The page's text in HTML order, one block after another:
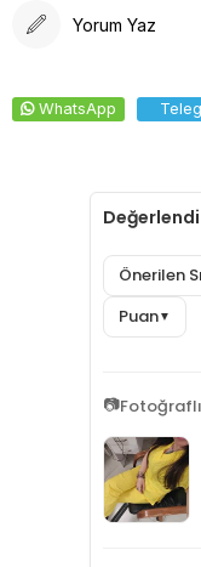
Yorum Yaz
WhatsApp
Önerilen
Puan▼
📷